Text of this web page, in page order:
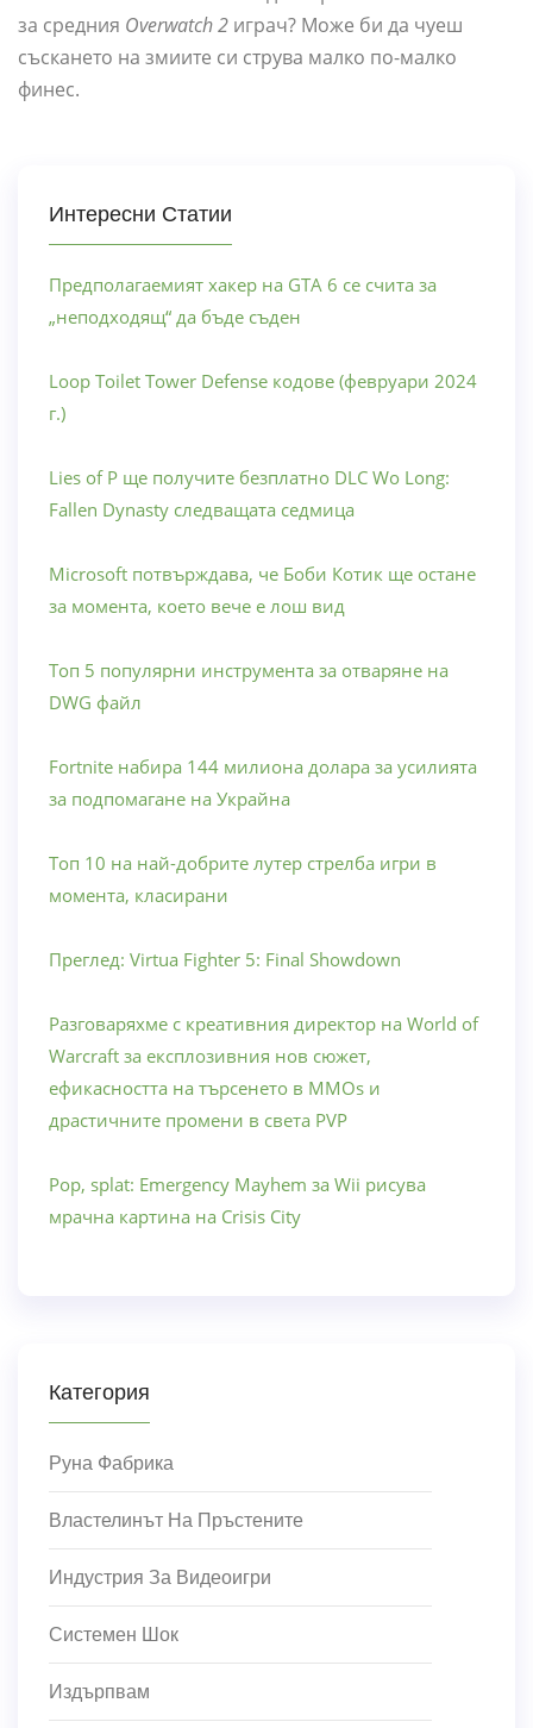
за средния Overwatch 2 играч? Може би да чуеш
съскането на змиите си струва малко по-малко
финес.
Интересни Статии
Предполагаемият хакер на GTA 6 се счита за
„неподходящ“ да бъде съден
Loop Toilet Tower Defense кодове (февруари 2024
г.)
Lies of P ще получите безплатно DLC Wo Long:
Fallen Dynasty следващата седмица
Microsoft потвърждава, че Боби Котик ще остане
за момента, което вече е лош вид
Топ 5 популярни инструмента за отваряне на
DWG файл
Fortnite набира 144 милиона долара за усилията
за подпомагане на Украйна
Топ 10 на най-добрите лутер стрелба игри в
момента, класирани
Преглед: Virtua Fighter 5: Final Showdown
Разговаряхме с креативния директор на World of
Warcraft за експлозивния нов сюжет,
ефикасността на търсенето в MMOs и
драстичните промени в света PVP
Pop, splat: Emergency Mayhem за Wii рисува
мрачна картина на Crisis City
Категория
Руна Фабрика
Властелинът На Пръстените
Индустрия За Видеоигри
Системен Шок
Издърпвам